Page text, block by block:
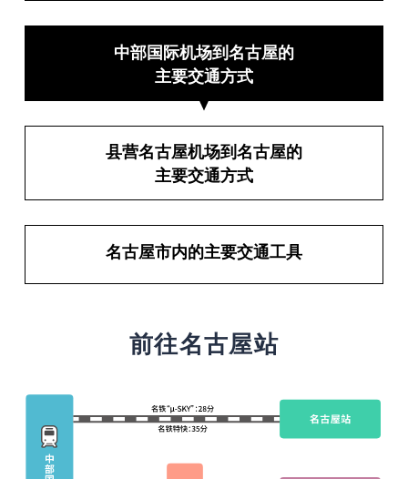
中部国际机场到名古屋的
主要交通方式
县营名古屋机场到名古屋的
主要交通方式
名古屋市内的主要交通工具
前往名古屋站